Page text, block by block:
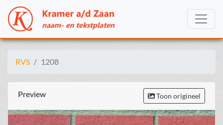
RVS 1208
Preview Toon origineel